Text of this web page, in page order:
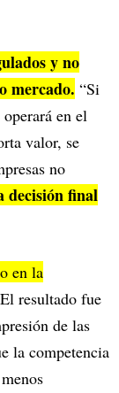
y no
mercado. “Si
en el
valor, se
no
decisión final
en la
resultado fue
de las
la competencia